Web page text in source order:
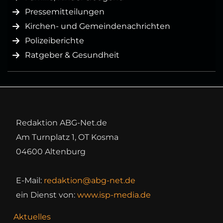
Pressemitteilungen
Kirchen- und Gemeindenachrichten
Polizeiberichte
Ratgeber & Gesundheit
Redaktion ABG-Net.de
Am Turnplatz 1, OT Kosma
04600 Altenburg
E-Mail: redaktion@abg-net.de
ein Dienst von: www.isp-media.de
Aktuelles